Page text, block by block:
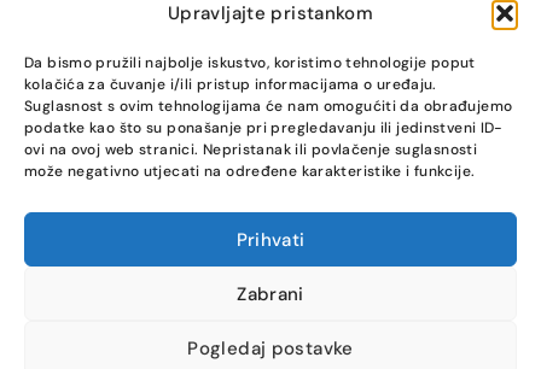
Upravljajte pristankom
Da bismo pružili najbolje iskustvo, koristimo tehnologije poput
kolačića za čuvanje i/ili pristup informacijama o uređaju.
Suglasnost s ovim tehnologijama će nam omogućiti da obrađujemo
podatke kao što su ponašanje pri pregledavanju ili jedinstveni ID-
ovi na ovoj web stranici. Nepristanak ili povlačenje suglasnosti
može negativno utjecati na određene karakteristike i funkcije.
Prihvati
Zabrani
Pogledaj postavke
© Alpha servis. All Rights Reserved.
COMPARE (0)